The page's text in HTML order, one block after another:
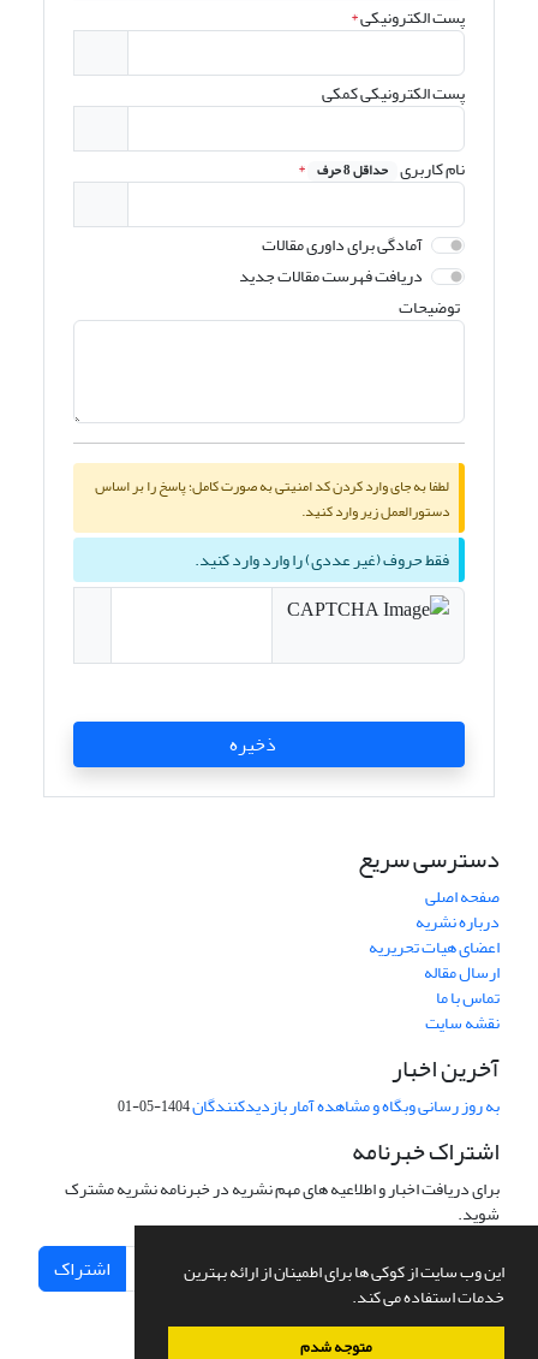
این وب سایت از کوکی ها برای اطمینان از ارائه بهترین
خدمات استفاده می کند.
متوجه شدم
پست الکترونیکی*
پست الکترونیکی کمکی
نام کاربری حداقل 8 حرف *
آمادگی برای داوری مقالات
دریافت فهرست مقالات جدید
توضیحات
لطفا به جای وارد کردن کد امنیتی به صورت کامل؛ پاسخ را بر اساس
دستورالعمل زیر وارد کنید.
فقط حروف (غیر عددی) را وارد وارد کنید.
ذخیره
دسترسی سریع
صفحه اصلی
درباره نشریه
اعضای هیات تحریریه
ارسال مقاله
تماس با ما
نقشه سایت
آخرین اخبار
به روز رسانی وبگاه و مشاهده آمار بازدیدکنندگان1404-05-01
اشتراک خبرنامه
برای دریافت اخبار و اطلاعیه های مهم نشریه در خبرنامه نشریه مشترک
شوید.
اشتراک